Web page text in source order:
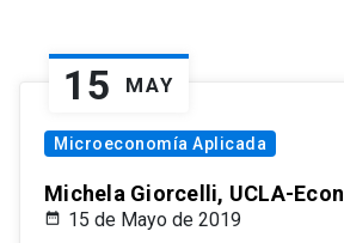
15 MAY
Microeconomía Aplicada
Michela Giorcelli, UCLA-Econ
15 de Mayo de 2019